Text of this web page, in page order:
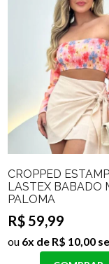
CROPPED
LASTEX BABADO
PALOMA
R$ 59,99
ou 6x de R$ 10,00